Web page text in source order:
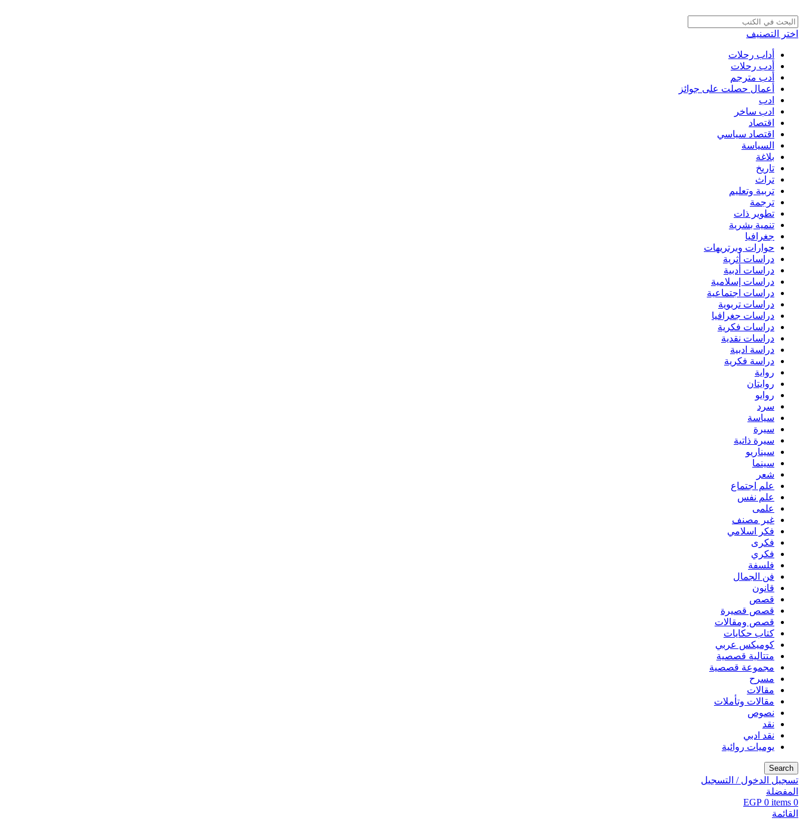
اختر التصنيف
أداب رحلات
أدب رحلات
أدب مترجم
أعمال حصلت على جوائز
ادب
ادب ساخر
اقتصاد
اقتصاد سياسي
السياسة
بلاغة
تاريخ
تراث
تربية وتعليم
ترجمة
تطوير ذات
تنمية بشرية
جغرافيا
حوارات وبرتريهات
دراسات أثرية
دراسات أدبية
دراسات إسلامية
دراسات اجتماعية
دراسات تربوية
دراسات جغرافيا
دراسات فكرية
دراسات نقدية
دراسة ادبية
دراسة فكرية
رواية
روايتان
روايو
سرد
سياسة
سيرة
سيرة ذاتية
سيناريو
سينما
شعر
علم اجتماع
علم نفس
علمى
غير مصنف
فكر اسلامي
فكرى
فكري
فلسفة
فن الجمال
قانون
قصص
قصص قصيرة
قصص ومقالات
كتاب حكايات
كوميكس عربي
متتالية قصصية
مجموعة قصصية
مسرح
مقالات
مقالات وتأملات
نصوص
نقد
نقد ادبي
يوميات روائية
Search
تسجيل الدخول / التسجيل
المفضلة
0
items
EGP 0
القائمة